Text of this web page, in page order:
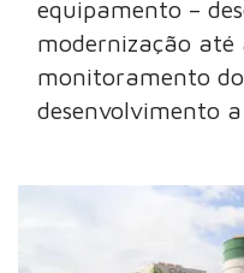
equipamento –
modernização
monitoramento do
desenvolvimento